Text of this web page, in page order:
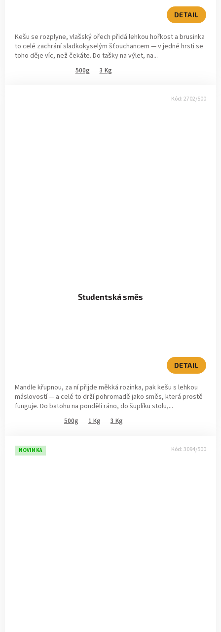
DETAIL
Kešu se rozplyne, vlašský ořech přidá lehkou hořkost a brusinka
to celé zachrání sladkokyselým šťouchancem — v jedné hrsti se
toho děje víc, než čekáte. Do tašky na výlet, na...
500g 3 Kg
Studentská směs
DETAIL
Mandle křupnou, za ní přijde měkká rozinka, pak kešu s lehkou
máslovostí — a celé to drží pohromadě jako směs, která prostě
funguje. Do batohu na pondělí ráno, do šuplíku stolu,...
500g 1 Kg 3 Kg
Kód:2702/500
NOVINKA Kód:3094/500